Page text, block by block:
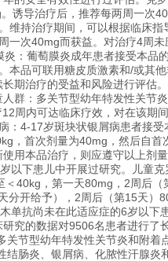
诱导治疗后，推荐每两周一次
持治疗期间，可以根据临床
次40mg而获益。对治疗4周
：葡萄膜炎成年患者接受本品
品可联用糖皮质激素和/或其
期治疗的受益和风险进行评估
群：多关节型幼年特发性关节
周内可达临床疗效，对在该期
4-17岁斑块状银屑病患者接
，首次剂量为40mg，然后自
用本品治疗，则应遵守以上剂
以下患儿中开展过研究。儿童
40kg，第一天80mg，2周后
开给予），2周后（第15天）
抗尚未在此适应症的6岁以下
究的数据对9506名患者进行
节型幼年特发性关节炎和附
肠炎、银屑病、化脓性汗腺